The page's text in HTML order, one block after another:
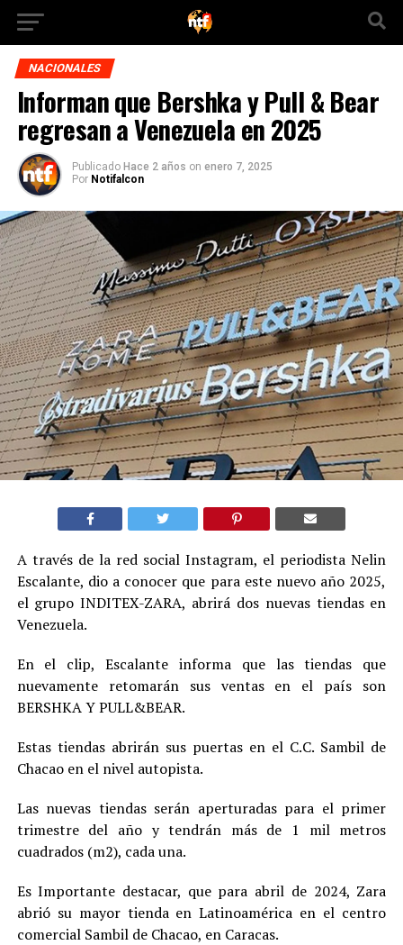
NACIONALES
Informan que Bershka y Pull & Bear
regresan a Venezuela en 2025
Publicado Hace 2 años on enero 7, 2025
Por Notifalcon
A través de la red social Instagram, el periodista Nelin
Escalante, dio a conocer que para este nuevo año 2025,
el grupo INDITEX-ZARA, abrirá dos nuevas tiendas en
Venezuela.
En el clip, Escalante informa que las tiendas que
nuevamente retomarán sus ventas en el país son
BERSHKA Y PULL&BEAR.
Estas tiendas abrirán sus puertas en el C.C. Sambil de
Chacao en el nivel autopista.
Las nuevas tiendas serán aperturadas para el primer
trimestre del año y tendrán más de 1 mil metros
cuadrados (m2), cada una.
Es Importante destacar, que para abril de 2024, Zara
abrió su mayor tienda en Latinoamérica en el centro
comercial Sambil de Chacao, en Caracas.